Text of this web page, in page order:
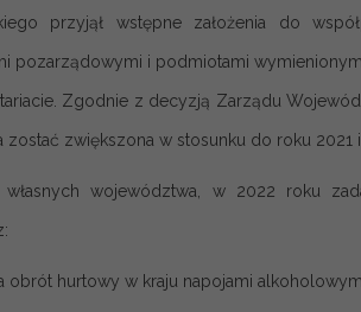
przyjął wstępne założenia do
pozarządowymi i podmiotami
Zgodnie z decyzją Zarządu
zwiększona w stosunku do roku 2021
województwa, w 2022 roku
hurtowy w kraju napojami